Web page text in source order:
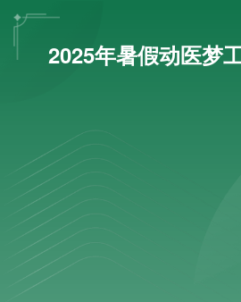
2025年暑假动医梦